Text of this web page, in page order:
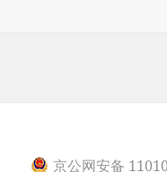
京公网安备